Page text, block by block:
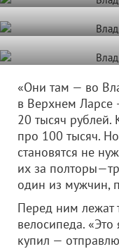
«Они там — во
в Верхнем Ларсе
20 тысяч рублей.
про 100 тысяч.
становятся не
их за
один из мужчин,
Перед ним лежат
велосипеда.
купил —